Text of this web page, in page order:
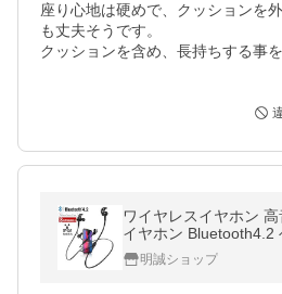
座り心地は硬めで、クッションを
も丈夫そうです。
クッションを含め、長持ちする事を
ワイヤレスイヤホン
イヤホン Bluetooth4.2
内蔵 ハンズフリー 超
【PL保険加入済み製品
明誠ショップ